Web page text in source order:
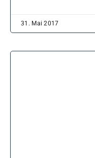
31. Mai 2017